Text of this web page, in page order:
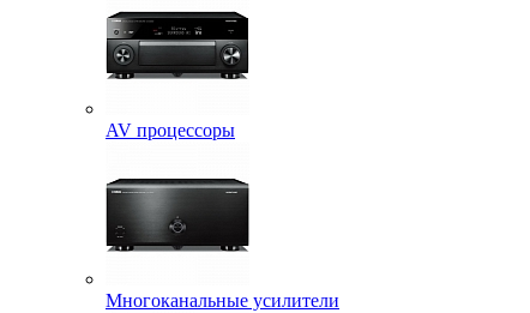
AV процессоры
Многоканальные усилители